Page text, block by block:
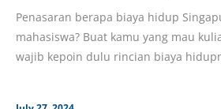
Penasaran berapa biaya hidup
mahasiswa? Buat kamu yang mau
wajib kepoin dulu rincian biaya